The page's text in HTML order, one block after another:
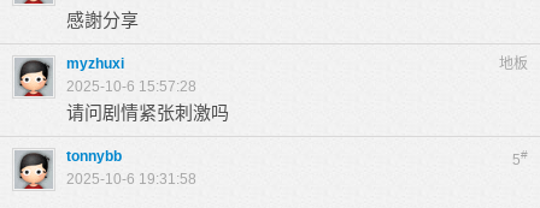
感謝分享
地板
myzhuxi
2025-10-6 15:57:28
请问剧情紧张刺激吗
5#
tonnybb
2025-10-6 19:31:58